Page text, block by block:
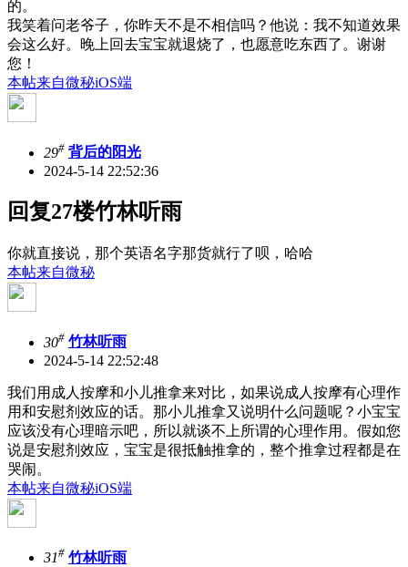
的。
我笑着问老爷子，你昨天不是不相信吗？他说：我不知道效果
会这么好。晚上回去宝宝就退烧了，也愿意吃东西了。谢谢
您！
本帖来自微秘iOS端
29# 背后的阳光
2024-5-14 22:52:36
回复27楼竹林听雨
你就直接说，那个英语名字那货就行了呗，哈哈
本帖来自微秘
30# 竹林听雨
2024-5-14 22:52:48
我们用成人按摩和小儿推拿来对比，如果说成人按摩有心理作
用和安慰剂效应的话。那小儿推拿又说明什么问题呢？小宝宝
应该没有心理暗示吧，所以就谈不上所谓的心理作用。假如您
说是安慰剂效应，宝宝是很抵触推拿的，整个推拿过程都是在
哭闹。
本帖来自微秘iOS端
31# 竹林听雨